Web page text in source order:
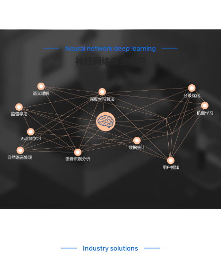
神经网络深度学习
Neural network deep learning
Industry solutions